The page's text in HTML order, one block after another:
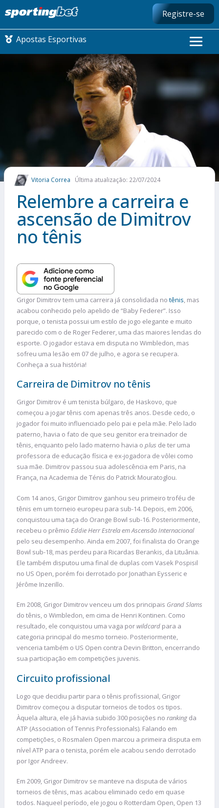
Registre-se
Apostas Esportivas
CONMEBOL LIBERTADORES
FUTEBOL NACIONAL
FUTEBOL INTERNACIONAL
COMO APOSTAR
MAIS ESPORTES
Vitoria Correa Última atualização: 22/07/2024
Relembre a carreira e
ascensão de Dimitrov
no tênis
Grigor Dimitrov tem uma carreira já consolidada no tênis, mas
acabou conhecido pelo apelido de “Baby Federer”. Isso
porque, o tenista possui um estilo de jogo elegante e muito
parecido com o de Roger Federer, uma das maiores lendas do
esporte. O jogador estava em disputa no Wimbledon, mas
sofreu uma lesão em 07 de julho, e agora se recupera.
Conheça a sua história!
Carreira de Dimitrov no tênis
Grigor Dimitrov é um tenista búlgaro, de Haskovo, que
começou a jogar tênis com apenas três anos. Desde cedo, o
jogador foi muito influenciado pelo pai e pela mãe. Pelo lado
paterno, havia o fato de que seu genitor era treinador de
tênis, enquanto pelo lado materno havia o plus de ter uma
professora de educação física e ex-jogadora de vôlei como
sua mãe. Dimitrov passou sua adolescência em Paris, na
França, na Academia de Ténis do Patrick Mouratoglou.
Com 14 anos, Grigor Dimitrov ganhou seu primeiro troféu de
tênis em um torneio europeu para sub-14. Depois, em 2006,
conquistou uma taça do Orange Bowl sub-16. Posteriormente,
recebeu o prêmio Eddie Herr Estrela em Ascensão Internacional
pelo seu desempenho. Ainda em 2007, foi finalista do Orange
Bowl sub-18, mas perdeu para Ricardas Berankis, da Lituânia.
Ele também disputou uma final de duplas com Vasek Pospisil
no US Open, porém foi derrotado por Jonathan Eysseric e
Jérôme Inzerillo.
Em 2008, Grigor Dimitrov venceu um dos principais Grand Slams
do tênis, o Wimbledon, em cima de Henri Kontinen. Como
resultado, ele conquistou uma vaga porwildcard para a
categoria principal do mesmo torneio. Posteriormente,
venceria também o US Open contra Devin Britton, encerrando
sua participação em competições juvenis.
Circuito profissional
Logo que decidiu partir para o tênis profissional, Grigor
Dimitrov começou a disputar torneios de todos os tipos.
Àquela altura, ele já havia subido 300 posições no ranking da
ATP (Association of Tennis Professionals). Falando em
competições, o Rosmalen Open marcou a primeira disputa em
nível ATP para o tenista, porém ele acabou sendo derrotado
por Igor Andreev.
Em 2009, Grigor Dimitrov se manteve na disputa de vários
torneios de tênis, mas acabou eliminado cedo em quase
todos. Naqueel período, ele jogou o Rotterdam Open, Open 13